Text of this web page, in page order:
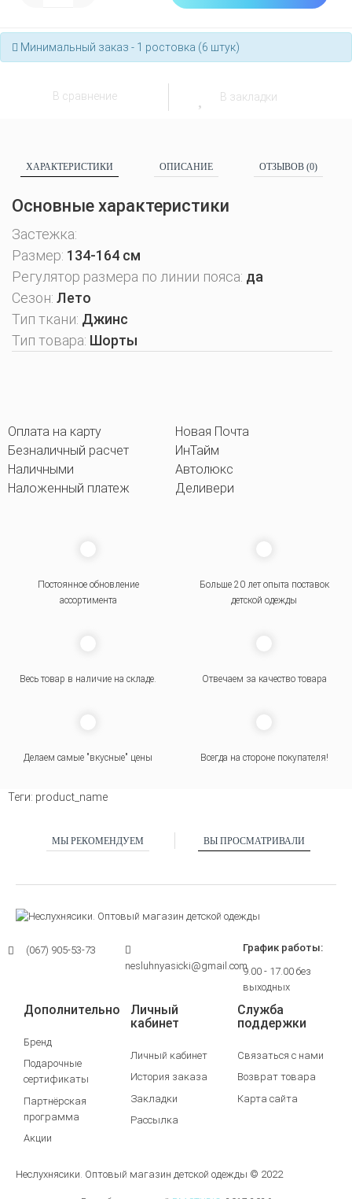
Минимальный заказ - 1 ростовка (6 штук)
В сравнение В закладки
ХАРАКТЕРИСТИКИ ОПИСАНИЕ ОТЗЫВОВ (0)
Основные характеристики
Застежка:
Размер: 134-164 см
Регулятор размера по линии пояса: да
Сезон: Лето
Тип ткани: Джинс
Тип товара: Шорты
Оплата на карту
Безналичный расчет
Наличными
Наложенный платеж
Новая Почта
ИнТайм
Автолюкс
Деливери
Постоянное обновление
ассортимента
Больше 20 лет опыта поставок
детской одежды
Весь товар в наличие на складе. Отвечаем за качество товара
Делаем самые "вкусные" цены Всегда на стороне покупателя!
Теги: product_name
МЫ РЕКОМЕНДУЕМ ВЫ ПРОСМАТРИВАЛИ
(067) 905-53-73
nesluhnyasicki@gmail.com
График работы:
9.00 - 17.00 без
выходных
Дополнительно
Бренд
Подарочные
сертификаты
Партнёрская
программа
Акции
Личный
кабинет
Личный кабинет
История заказа
Закладки
Рассылка
Служба
поддержки
Связаться с нами
Возврат товара
Карта сайта
Неслухнясики. Оптовый магазин детской одежды © 2022